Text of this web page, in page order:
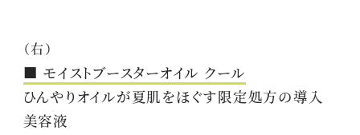
（右）
■ モイストブースターオイル クール
ひんやりオイルが夏肌をほぐす限定処方の導入
美容液